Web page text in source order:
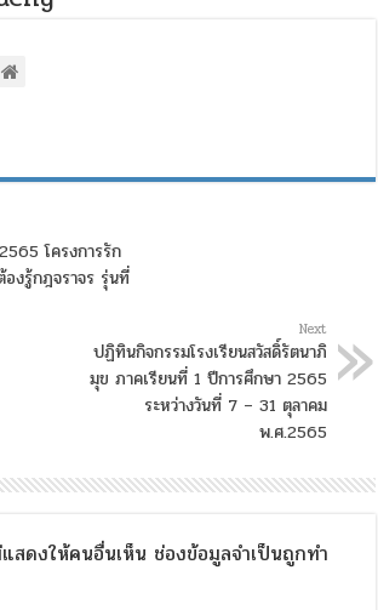
โครงการรัก
งรู้กฎจราจร รุ่นที่
Next
ปฏิทินกิจกรรมโรงเรียนสวัสดิ์รัตนาภิ
มุข ภาคเรียนที่ 1 ปีการศึกษา 2565
ระหว่างวันที่ 7 – 31 ตุลาคม
พ.ศ.2565
สดงให้คนอื่นเห็น ช่องข้อมูลจำเป็นถูกทำ